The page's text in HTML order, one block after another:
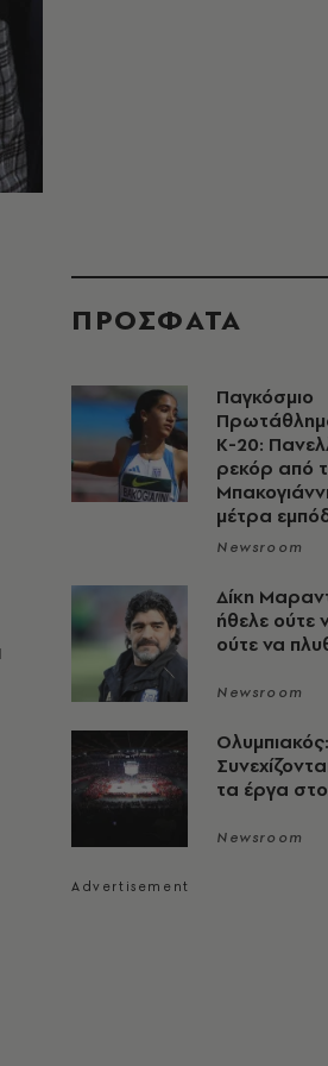
ΠΡΟΣΦΑΤΑ
Παγκόσμιο
Κ-20:
ρεκόρ από
μέτρα
Newsroom
Δίκη
ήθελε ούτε
ούτε να
Newsroom
Ολυμπιακός:
τα έργα
Newsroom